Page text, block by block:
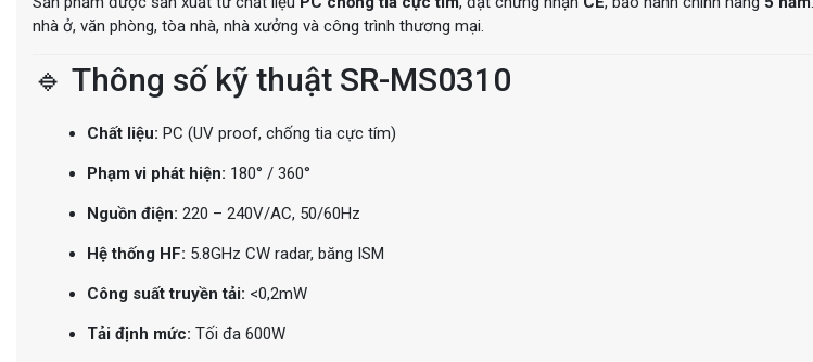
nhà ở, văn phòng, tòa nhà, nhà xưởng và công trình thương mại.
🔹 Thông số kỹ thuật SR-MS0310
Chất liệu: PC (UV proof, chống tia cực tím)
Phạm vi phát hiện: 180° / 360°
Nguồn điện: 220 – 240V/AC, 50/60Hz
Hệ thống HF: 5.8GHz CW radar, băng ISM
Công suất truyền tải: <0,2mW
Tải định mức: Tối đa 600W